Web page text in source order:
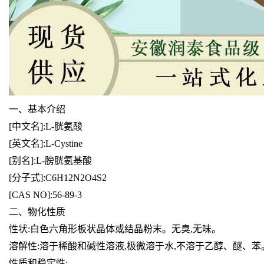
一、基本介绍
[中文名]:L-胱氨酸
[英文名]:L-Cystine
[别名]:L-膀胱氨基酸
[分子式]:C6H12N2O4S2
[CAS NO]:56-89-3
二、物化性质
性状:白色六角形板状晶体或结晶粉末。无臭,无味。
溶解性:溶于稀酸和碱性溶液,极微溶于水,不溶于乙醇、醚、苯